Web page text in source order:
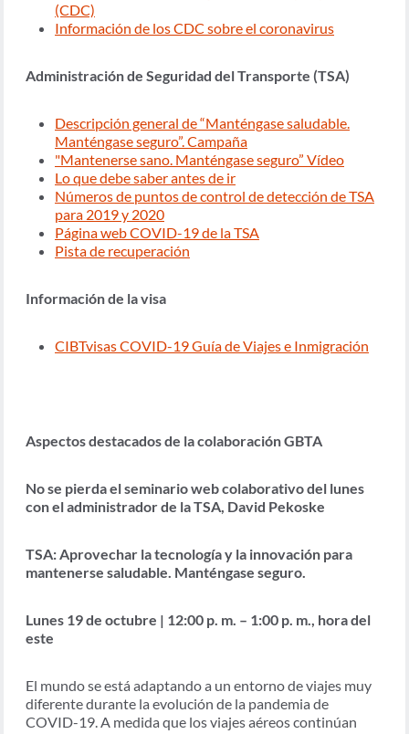
(CDC)
Información de los CDC sobre el coronavirus
Administración de Seguridad del Transporte (TSA)
Descripción general de “Manténgase saludable.
Manténgase seguro”. Campaña
"Mantenerse sano. Manténgase seguro” Vídeo
Lo que debe saber antes de ir
Números de puntos de control de detección de TSA
para 2019 y 2020
Página web COVID-19 de la TSA
Pista de recuperación
Información de la visa
CIBTvisas COVID-19 Guía de Viajes e Inmigración
Aspectos destacados de la colaboración GBTA
No se pierda el seminario web colaborativo del lunes
con el administrador de la TSA, David Pekoske
TSA: Aprovechar la tecnología y la innovación para
mantenerse saludable. Manténgase seguro.
Lunes 19 de octubre | 12:00 p. m. – 1:00 p. m., hora del
este
El mundo se está adaptando a un entorno de viajes muy
diferente durante la evolución de la pandemia de
COVID-19. A medida que los viajes aéreos continúan